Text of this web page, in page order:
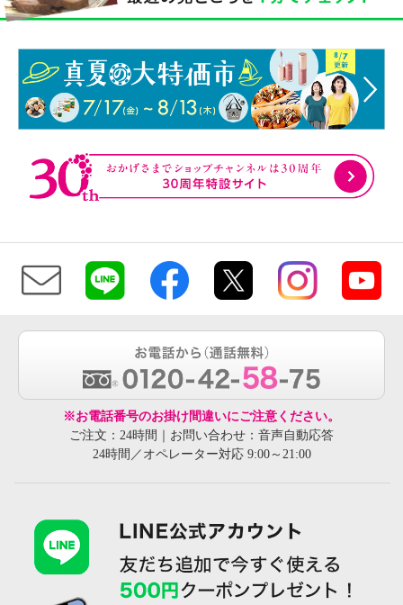
※お電話番号のお掛け間違いにご注意ください。
ご注文：24時間｜お問い合わせ：音声自動応答
24時間／オペレーター対応 9:00～21:00